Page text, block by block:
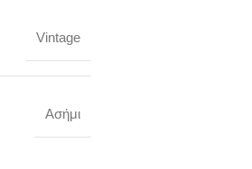
Vintage
Ασήμι